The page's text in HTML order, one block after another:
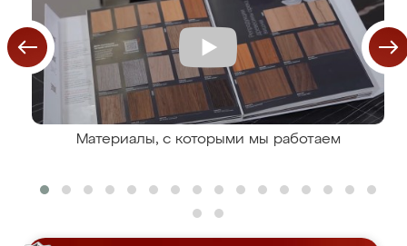
Материалы, с которыми мы работаем